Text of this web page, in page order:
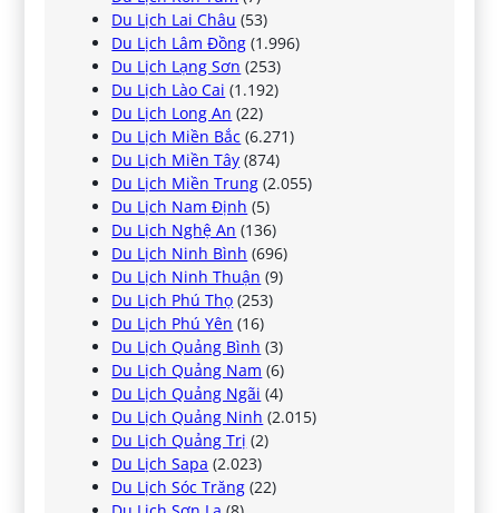
Du Lịch Lai Châu (53)
Du Lịch Lâm Đồng (1.996)
Du Lịch Lạng Sơn (253)
Du Lịch Lào Cai (1.192)
Du Lịch Long An (22)
Du Lịch Miền Bắc (6.271)
Du Lịch Miền Tây (874)
Du Lịch Miền Trung (2.055)
Du Lịch Nam Định (5)
Du Lịch Nghệ An (136)
Du Lịch Ninh Bình (696)
Du Lịch Ninh Thuận (9)
Du Lịch Phú Thọ (253)
Du Lịch Phú Yên (16)
Du Lịch Quảng Bình (3)
Du Lịch Quảng Nam (6)
Du Lịch Quảng Ngãi (4)
Du Lịch Quảng Ninh (2.015)
Du Lịch Quảng Trị (2)
Du Lịch Sapa (2.023)
Du Lịch Sóc Trăng (22)